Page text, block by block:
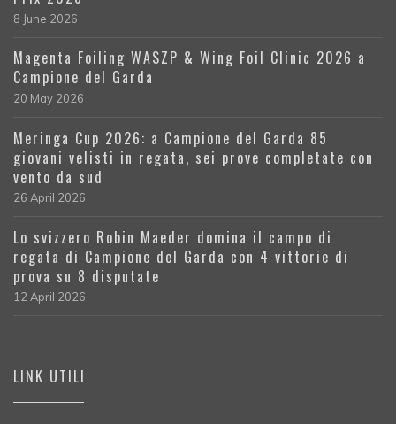
8 June 2026
Magenta Foiling WASZP & Wing Foil Clinic 2026 a
Campione del Garda
20 May 2026
Meringa Cup 2026: a Campione del Garda 85
giovani velisti in regata, sei prove completate con
vento da sud
26 April 2026
Lo svizzero Robin Maeder domina il campo di
regata di Campione del Garda con 4 vittorie di
prova su 8 disputate
12 April 2026
LINK UTILI